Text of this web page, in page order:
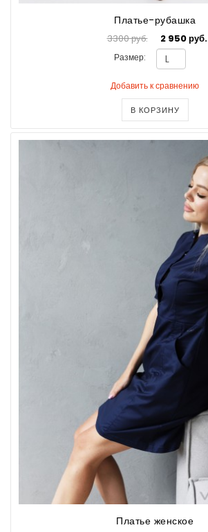
Платье-рубашка
3300 руб. 2 950 руб.
Размер:
Добавить к сравнению
В КОРЗИНУ
Платье женское